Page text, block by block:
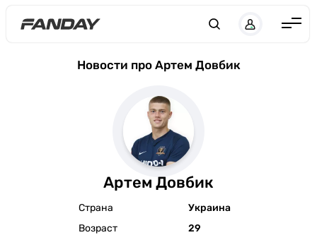
Новости про Артем Довбик
Артем Довбик
Страна
Украина
Возраст
29